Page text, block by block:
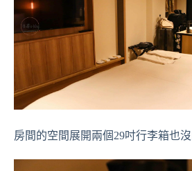
房間的空間展開兩個29吋行李箱也沒